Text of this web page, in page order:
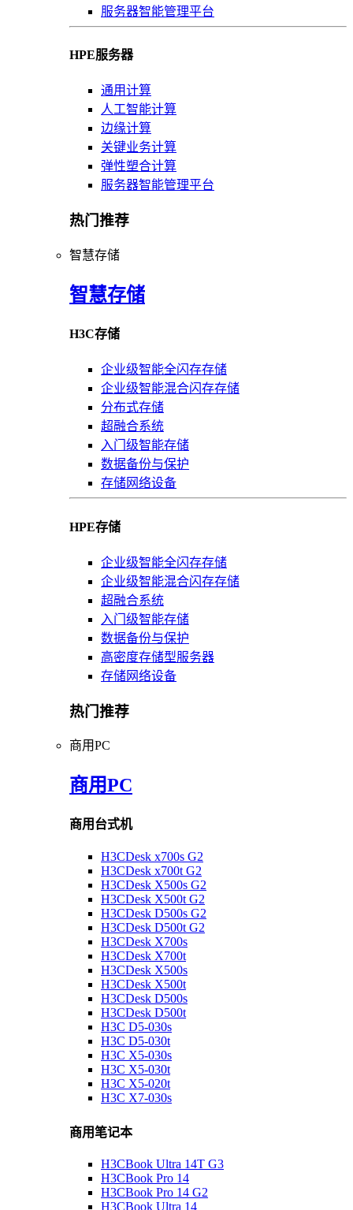
服务器智能管理平台
HPE服务器
通用计算
人工智能计算
边缘计算
关键业务计算
弹性塑合计算
服务器智能管理平台
热门推荐
智慧存储
智慧存储
H3C存储
企业级智能全闪存存储
企业级智能混合闪存存储
分布式存储
超融合系统
入门级智能存储
数据备份与保护
存储网络设备
HPE存储
企业级智能全闪存存储
企业级智能混合闪存存储
超融合系统
入门级智能存储
数据备份与保护
高密度存储型服务器
存储网络设备
热门推荐
商用PC
商用PC
商用台式机
H3CDesk x700s G2
H3CDesk x700t G2
H3CDesk X500s G2
H3CDesk X500t G2
H3CDesk D500s G2
H3CDesk D500t G2
H3CDesk X700s
H3CDesk X700t
H3CDesk X500s
H3CDesk X500t
H3CDesk D500s
H3CDesk D500t
H3C D5-030s
H3C D5-030t
H3C X5-030s
H3C X5-030t
H3C X5-020t
H3C X7-030s
商用笔记本
H3CBook Ultra 14T G3
H3CBook Pro 14
H3CBook Pro 14 G2
H3CBook Ultra 14